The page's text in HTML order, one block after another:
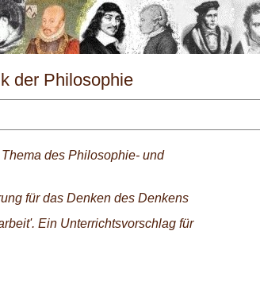
der Philosophie
3/2004
des Philosophie- und
für das Denken des Denkens
Ein Unterrichtsvorschlag für